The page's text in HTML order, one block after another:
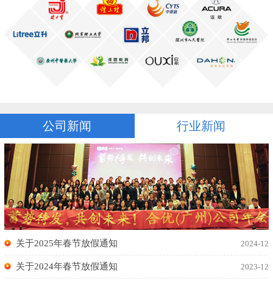
公司新闻 行业新闻
关于2025年春节放假通知 2024-12
关于2024年春节放假通知 2023-12